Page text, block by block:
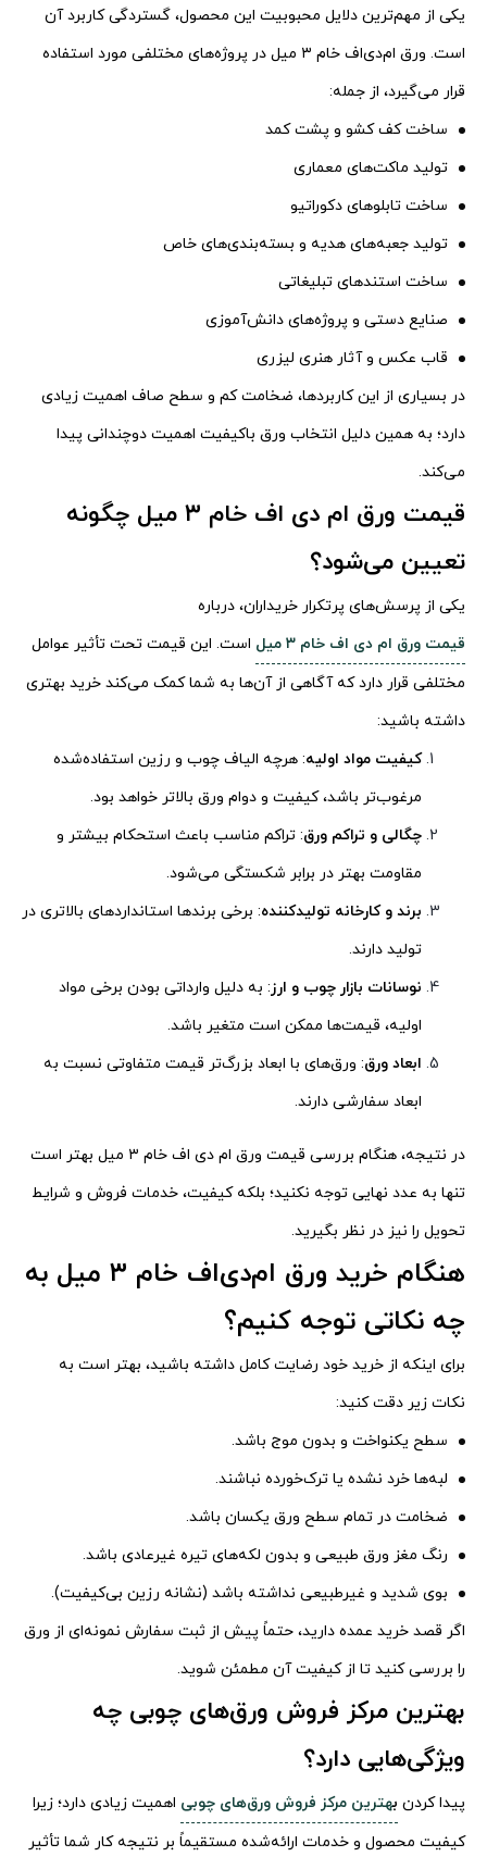
یکی از مهم‌ترین دلایل محبوبیت این محصول، گستردگی کاربرد آن
است. ورق ام‌دی‌اف خام ۳ میل در پروژه‌های مختلفی مورد استفاده
قرار می‌گیرد، از جمله:
ساخت کف کشو و پشت کمد
تولید ماکت‌های معماری
ساخت تابلوهای دکوراتیو
تولید جعبه‌های هدیه و بسته‌بندی‌های خاص
ساخت استندهای تبلیغاتی
صنایع دستی و پروژه‌های دانش‌آموزی
قاب عکس و آثار هنری لیزری
در بسیاری از این کاربردها، ضخامت کم و سطح صاف اهمیت زیادی
دارد؛ به همین دلیل انتخاب ورق باکیفیت اهمیت دوچندانی پیدا
می‌کند.
قیمت ورق ام دی اف خام ۳ میل چگونه
تعیین می‌شود؟
یکی از پرسش‌های پرتکرار خریداران، درباره
قیمت ورق ام دی اف خام ۳ میل
است. این قیمت تحت تأثیر عوامل
مختلفی قرار دارد که آگاهی از آن‌ها به شما کمک می‌کند خرید بهتری
داشته باشید:
کیفیت مواد اولیه: هرچه الیاف چوب و رزین استفاده‌شده
مرغوب‌تر باشد، کیفیت و دوام ورق بالاتر خواهد بود.
چگالی و تراکم ورق: تراکم مناسب باعث استحکام بیشتر و
مقاومت بهتر در برابر شکستگی می‌شود.
برند و کارخانه تولیدکننده: برخی برندها استانداردهای بالاتری در
تولید دارند.
نوسانات بازار چوب و ارز: به دلیل وارداتی بودن برخی مواد
اولیه، قیمت‌ها ممکن است متغیر باشد.
ابعاد ورق: ورق‌های با ابعاد بزرگ‌تر قیمت متفاوتی نسبت به
ابعاد سفارشی دارند.
در نتیجه، هنگام بررسی قیمت ورق ام دی اف خام ۳ میل بهتر است
تنها به عدد نهایی توجه نکنید؛ بلکه کیفیت، خدمات فروش و شرایط
تحویل را نیز در نظر بگیرید.
هنگام خرید ورق ام‌دی‌اف خام ۳ میل به
چه نکاتی توجه کنیم؟
برای اینکه از خرید خود رضایت کامل داشته باشید، بهتر است به
نکات زیر دقت کنید:
سطح یکنواخت و بدون موج باشد.
لبه‌ها خرد نشده یا ترک‌خورده نباشند.
ضخامت در تمام سطح ورق یکسان باشد.
رنگ مغز ورق طبیعی و بدون لکه‌های تیره غیرعادی باشد.
بوی شدید و غیرطبیعی نداشته باشد (نشانه رزین بی‌کیفیت).
اگر قصد خرید عمده دارید، حتماً پیش از ثبت سفارش نمونه‌ای از ورق
را بررسی کنید تا از کیفیت آن مطمئن شوید.
بهترین مرکز فروش ورق‌های چوبی چه
ویژگی‌هایی دارد؟
پیدا کردن بهترین مرکز فروش ورق‌های چوبی اهمیت زیادی دارد؛ زیرا
کیفیت محصول و خدمات ارائه‌شده مستقیماً بر نتیجه کار شما تأثیر